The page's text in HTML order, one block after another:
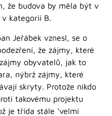
že budova by měla být v
kategorii B.
Jeřábek vznesl, se o
že zájmy, které
obyvatelů, jak to
nýbrž zájmy, které
skryty. Protože nikdo
takovému projektu
je třída stále ‘velmi